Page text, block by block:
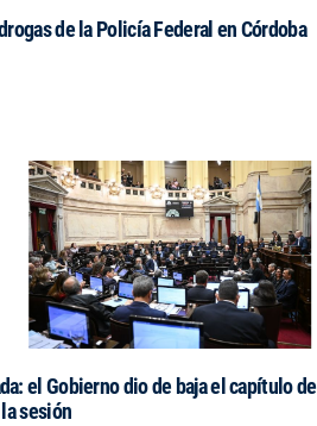
de la Policía Federal en Córdoba
el Gobierno dio de baja el capítulo
sesión